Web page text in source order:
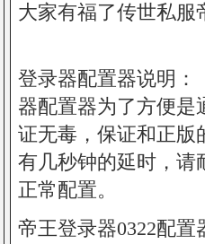
大家有福了传世私服
登录器配置器说明：
器配置器为了方便是
证无毒，保证和正版
有几秒钟的延时，请
正常配置。
帝王登录器0322配置